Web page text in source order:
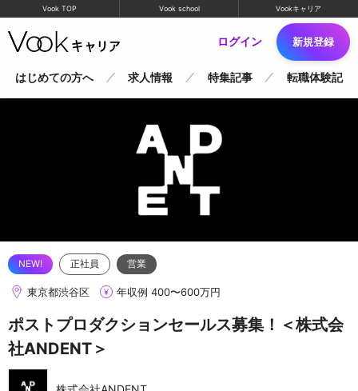
Vook TOP Vook school Vookキャリア
ログイン 新規登録
はじめての方へ 求人情報 特集記事 転職体験記
正社員 営業
東京都渋谷区 年収例 400〜600万円
ポストプロダクションセールス募集！＜株式会
社ANDENT＞